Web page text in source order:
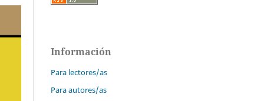
Información
Para lectores/as
Para autores/as